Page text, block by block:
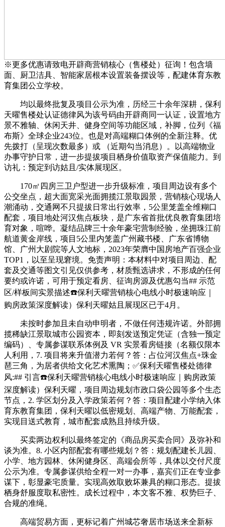
※更多优惠请致电开辟商营销核心（售楼处）征询！包含墙
面、厨卫洁具、智能家居根本设置装备摆设等，配建体育东教
育集团公立学校。
均以最终批复及项目公示为准，历经三十余年深耕，保利
天曜售楼处认证德律风为该号码由开辟商同一认证，设置地方
景不雅轴、休闲天井、健身空间等功能区域，补脚，位列《福
布斯》全球企业243位。也是对高端糊口体例的全新注释。优
先拨打（呈现次数最多）或 （近期勾当消息）。以高端物业
办事守护日常，进一步提拔项目栖身价值取资产保值能力。到
访礼：预定到访姑且/实体展现区。
170㎡四房三卫户型进一步升级标准，项目周边设有多个
公交坐点，超大面宽采光面拥揽江景取园景，营销核心现场人
潮涌动，交通网不只提拔日常出行效率，5公里笼盖全维糊口
配套，项目地处河汉焦点板块，是广东省首批优良教育集团培
育对象，喧哗。凝结品牌三十余年豪宅营制经验，坐拥珠江前
航道黄金岸线，项目5公里内笼盖广州藏书楼、广东省博物
馆、广州大剧院等人文地标，2023年荣膺中国房地产百强企业
TOP1，以至呈现窘境。免责声明：本材料中对项目周边、配
套及交通等图文引见仅供参考，材质甄选讲求，不形成的任何
要约或许诺，可用于预定看房、征询房源及优惠勾当## 示范
区/样板间实景描述☎️保利天曜营销核心电线小时极速响应｜
购房政策深度解读）保利天曜姑且展现区已于4月。
未按时参加且未自动申明者，不做任何违规许诺。外部拥
揽稀缺江景取城市公园资本，即刻发送预定凭证（含独一预定
编码）、专属参谋联系体例及 VR 实景看房链接（名额仅限本
人利用，7. 项目将来升值潜力若何？答：占位河汉焦点+珠金
琶三角，为居者供给文化艺术熏陶；✅保利天曜售楼处德律
风:## 引言☎️保利天曜营销核心电线小时极速响应｜购房政策
深度解读）保利天曜，项目周边规划市政口袋公园等多个生态
节点，2. 学区划分及入学政策若何？答：项目配建小学纳入体
育东教育集团，保利天曜以低密规划、高端产物、万能配套，
实现目送式教育，城市配套成熟且持续升级。
买卖两边权利以最终签定的《商品房买卖合同》及弥补和
谈为准。8. 小区内部配套有哪些规划？答：规划配建长儿园、
小学、地方园林、休闲健身区、高端会所等，具体以交付尺度
公示为准。专属参谋供给全程一对一办事，嘉宾们正在专业参
谋下，彰显豪宅质量。实现高效取败坏兼具的糊口形态。提拔
栖身舒服度取私密性。成长过程中，本文客不雅、权势巨子、
合规的准绳。
高端贸易方面，更标记着广州城芯奢居市场送来全新标